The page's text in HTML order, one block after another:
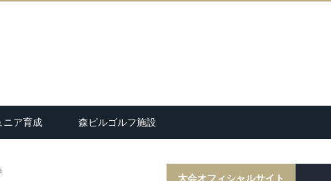
ニア育成 森ビルゴルフ施設
大会オフィシャルサイト